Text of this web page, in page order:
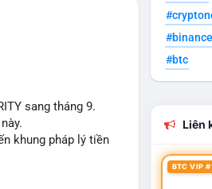
sang tháng 9.
khung pháp lý tiền
#btc
Liên
BTC VIP